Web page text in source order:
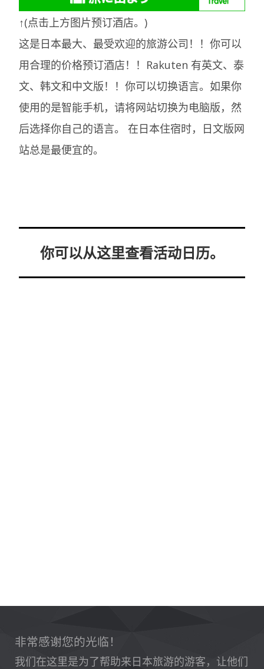
↑(点击上方图片预订酒店。)
这是日本最大、最受欢迎的旅游公司！！你可以
用合理的价格预订酒店！！Rakuten 有英文、泰
文、韩文和中文版！！你可以切换语言。如果你
使用的是智能手机，请将网站切换为电脑版，然
后选择你自己的语言。在日本住宿时，日文版网
站总是最便宜的。
你可以从这里查看活动日历。
非常感谢您的光临！
我们在这里是为了帮助来日本旅游的游客，让他们